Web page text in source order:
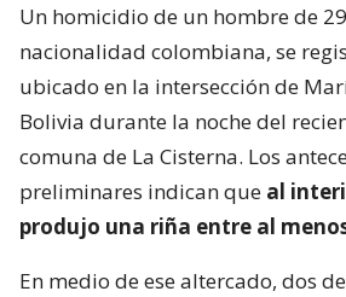
Un homicidio de un hombre de
nacionalidad colombiana, se
ubicado en la intersección de
Bolivia durante la noche del
comuna de La Cisterna. Los
preliminares indican que al
produjo una riña entre al
En medio de ese altercado, dos